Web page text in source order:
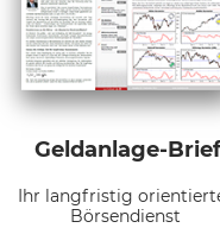
Geldanlage-Brief
Ihr langfristig
Börsendienst